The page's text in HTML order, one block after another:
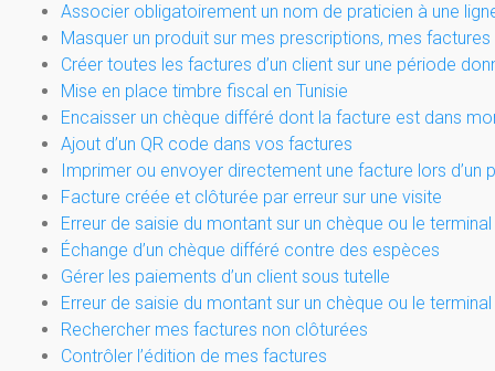
Associer obligatoirement un nom de praticien à une
Masquer un produit sur mes prescriptions, mes
Créer toutes les factures d’un client sur une période
Mise en place timbre fiscal en Tunisie
Encaisser un chèque différé dont la facture est dans
Ajout d’un QR code dans vos factures
Imprimer ou envoyer directement une facture lors d’un
Facture créée et clôturée par erreur sur une visite
Erreur de saisie du montant sur un chèque ou le
Échange d’un chèque différé contre des espèces
Gérer les paiements d’un client sous tutelle
Erreur de saisie du montant sur un chèque ou le
Rechercher mes factures non clôturées
Contrôler l’édition de mes factures